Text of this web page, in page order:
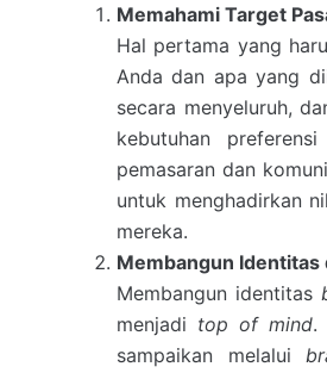
Memahami Target
Hal pertama yang
Anda dan apa yang
secara menyeluruh,
kebutuhan
pemasaran dan
untuk menghadirkan
mereka.
Membangun Identitas
Membangun identitas
menjadi top of mind.
sampaikan melalui